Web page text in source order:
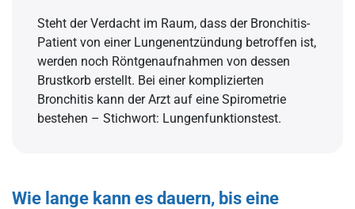
Steht der Verdacht im Raum, dass der Bronchitis-
Patient von einer Lungenentzündung betroffen ist,
werden noch Röntgenaufnahmen von dessen
Brustkorb erstellt. Bei einer komplizierten
Bronchitis kann der Arzt auf eine Spirometrie
bestehen – Stichwort: Lungenfunktionstest.
Wie lange kann es dauern, bis eine